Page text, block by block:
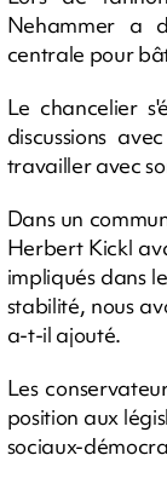
Nehammer a
centrale pour
Le chancelier
discussions
travailler avec
Dans un
Herbert Kickl
impliqués dans
stabilité, nous
a-t-il ajouté.
Les
position aux
sociaux-